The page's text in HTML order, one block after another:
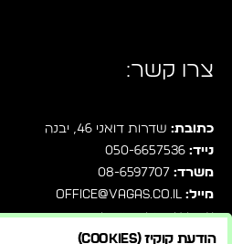
צרו קשר:
כתובת: שדרות דואני 46, יבנה
נייד: 050-6657536
משרד: 08-6597707
מייל: office@vagas.co.il
עקבו אחרינו בפייסבוק
הודעת קוקיז (Cookies)